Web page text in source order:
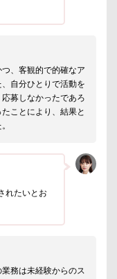
、客観的で的確なア
自分ひとりで活動を
募しなかったであろ
ことにより、結果と
れたいとお
務は未経験からのス